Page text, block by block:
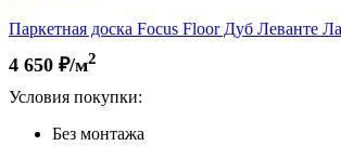
Паркетная доска Focus Floor Дуб Леванте
4 650 ₽/м2
Условия покупки:
Без монтажа